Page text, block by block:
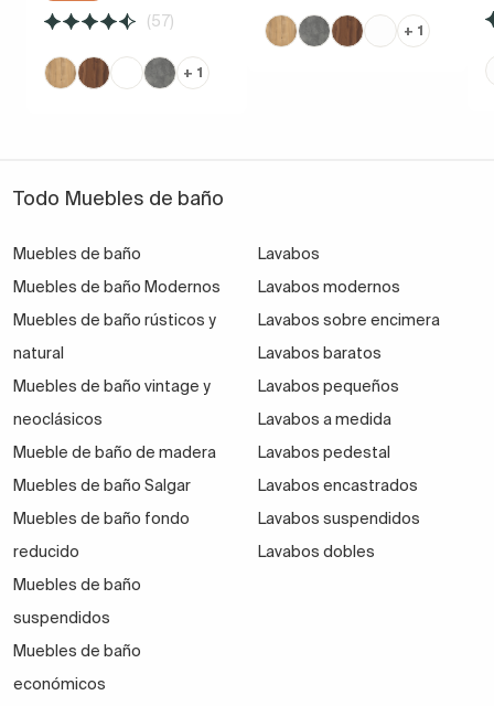
(57)
+ 1
+ 1
Todo Muebles de baño
Muebles de baño
Muebles de baño Modernos
Muebles de baño rústicos y
natural
Muebles de baño vintage y
neoclásicos
Mueble de baño de madera
Muebles de baño Salgar
Muebles de baño fondo
reducido
Muebles de baño
suspendidos
Muebles de baño
económicos
Lavabos
Lavabos modernos
Lavabos sobre encimera
Lavabos baratos
Lavabos pequeños
Lavabos a medida
Lavabos pedestal
Lavabos encastrados
Lavabos suspendidos
Lavabos dobles